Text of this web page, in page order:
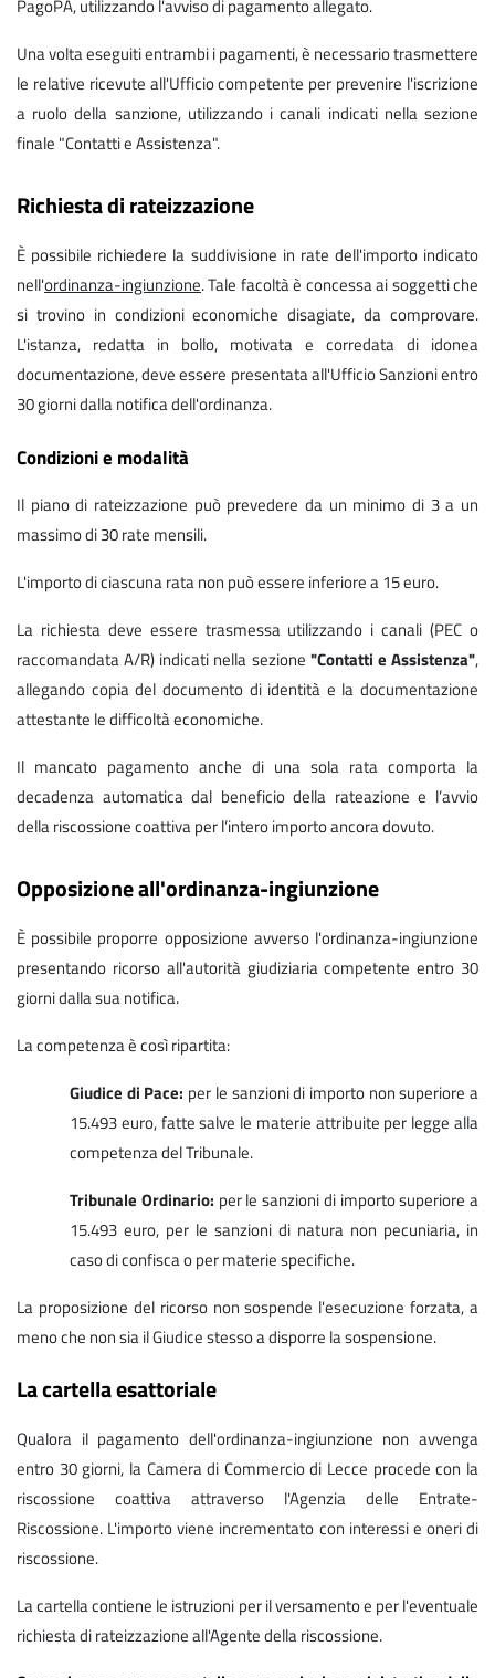
PagoPA, utilizzando l'avviso di pagamento allegato.
Una volta eseguiti entrambi i pagamenti, è necessario trasmettere
le relative ricevute all'Ufficio competente per prevenire l'iscrizione
a ruolo della sanzione, utilizzando i canali indicati nella sezione
finale "Contatti e Assistenza".
Richiesta di rateizzazione
È possibile richiedere la suddivisione in rate dell'importo indicato
nell'ordinanza-ingiunzione. Tale facoltà è concessa ai soggetti che
si trovino in condizioni economiche disagiate, da comprovare.
L'istanza, redatta in bollo, motivata e corredata di idonea
documentazione, deve essere presentata all'Ufficio Sanzioni entro
30 giorni dalla notifica dell'ordinanza.
Condizioni e modalità
Il piano di rateizzazione può prevedere da un minimo di 3 a un
massimo di 30 rate mensili.
L'importo di ciascuna rata non può essere inferiore a 15 euro.
La richiesta deve essere trasmessa utilizzando i canali (PEC o
raccomandata A/R) indicati nella sezione "Contatti e Assistenza",
allegando copia del documento di identità e la documentazione
attestante le difficoltà economiche.
Il mancato pagamento anche di una sola rata comporta la
decadenza automatica dal beneficio della rateazione e l’avvio
della riscossione coattiva per l’intero importo ancora dovuto.
Opposizione all'ordinanza-ingiunzione
È possibile proporre opposizione avverso l'ordinanza-ingiunzione
presentando ricorso all'autorità giudiziaria competente entro 30
giorni dalla sua notifica.
La competenza è così ripartita:
Giudice di Pace: per le sanzioni di importo non superiore a
15.493 euro, fatte salve le materie attribuite per legge alla
competenza del Tribunale.
Tribunale Ordinario: per le sanzioni di importo superiore a
15.493 euro, per le sanzioni di natura non pecuniaria, in
caso di confisca o per materie specifiche.
La proposizione del ricorso non sospende l'esecuzione forzata, a
meno che non sia il Giudice stesso a disporre la sospensione.
La cartella esattoriale
Qualora il pagamento dell'ordinanza-ingiunzione non avvenga
entro 30 giorni, la Camera di Commercio di Lecce procede con la
riscossione coattiva attraverso l'Agenzia delle Entrate-
Riscossione. L'importo viene incrementato con interessi e oneri di
riscossione.
La cartella contiene le istruzioni per il versamento e per l'eventuale
richiesta di rateizzazione all'Agente della riscossione.